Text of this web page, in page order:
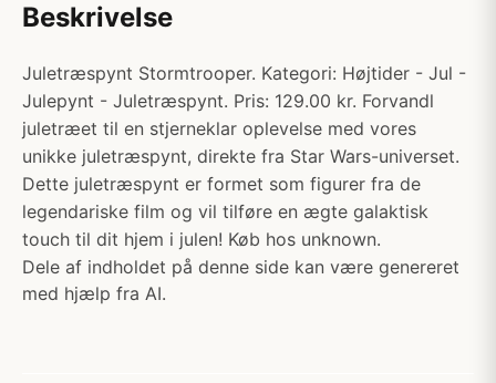
Beskrivelse
Juletræspynt Stormtrooper. Kategori: Højtider - Jul -
Julepynt - Juletræspynt. Pris: 129.00 kr. Forvandl
juletræet til en stjerneklar oplevelse med vores
unikke juletræspynt, direkte fra Star Wars-universet.
Dette juletræspynt er formet som figurer fra de
legendariske film og vil tilføre en ægte galaktisk
touch til dit hjem i julen! Køb hos unknown.
Dele af indholdet på denne side kan være genereret
med hjælp fra AI.